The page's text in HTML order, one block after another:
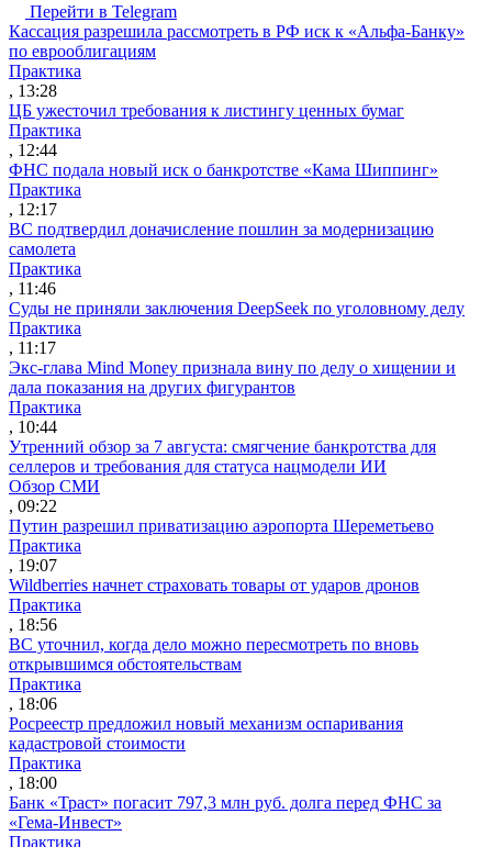
Перейти в Telegram
Кассация разрешила рассмотреть в РФ иск к «Альфа-Банку»
по еврооблигациям
Практика
, 13:28
ЦБ ужесточил требования к листингу ценных бумаг
Практика
, 12:44
ФНС подала новый иск о банкротстве «Кама Шиппинг»
Практика
, 12:17
ВС подтвердил доначисление пошлин за модернизацию
самолета
Практика
, 11:46
Суды не приняли заключения DeepSeek по уголовному делу
Практика
, 11:17
Экс-глава Mind Money признала вину по делу о хищении и
дала показания на других фигурантов
Практика
, 10:44
Утренний обзор за 7 августа: смягчение банкротства для
селлеров и требования для статуса нацмодели ИИ
Обзор СМИ
, 09:22
Путин разрешил приватизацию аэропорта Шереметьево
Практика
, 19:07
Wildberries начнет страховать товары от ударов дронов
Практика
, 18:56
ВС уточнил, когда дело можно пересмотреть по вновь
открывшимся обстоятельствам
Практика
, 18:06
Росреестр предложил новый механизм оспаривания
кадастровой стоимости
Практика
, 18:00
Банк «Траст» погасит 797,3 млн руб. долга перед ФНС за
«Гема-Инвест»
Практика